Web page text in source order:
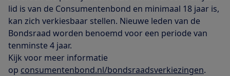
lid is van de Consumentenbond en minimaal 18 jaar is,
kan zich verkiesbaar stellen. Nieuwe leden van de
Bondsraad worden benoemd voor een periode van
tenminste 4 jaar.
Kijk voor meer informatie
op consumentenbond.nl/bondsraadsverkiezingen.